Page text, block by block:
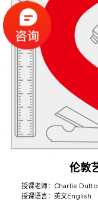
伦敦
授课老师：Charlie
授课语言：英文English